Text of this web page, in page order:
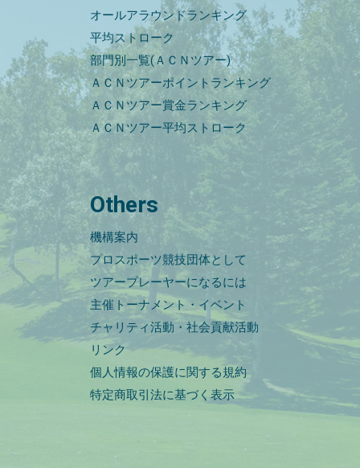
オールアラウンドランキング
平均ストローク
部門別一覧(ＡＣＮツアー)
ＡＣＮツアーポイントランキング
ＡＣＮツアー賞金ランキング
ＡＣＮツアー平均ストローク
Others
機構案内
プロスポーツ競技団体として
ツアープレーヤーになるには
主催トーナメント・イベント
チャリティ活動・社会貢献活動
リンク
個人情報の保護に関する規約
特定商取引法に基づく表示